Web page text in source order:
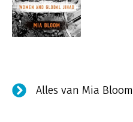
Alles van Mia Bloom